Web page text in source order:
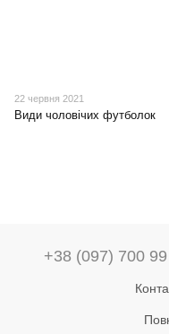
22 червня 2021
Види чоловічих футболок
+38 (097) 700